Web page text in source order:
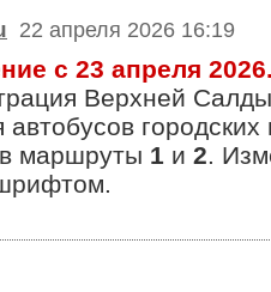
22 апреля 2026 16:19
с 23 апреля
Верхней
автобусов
маршруты 1 и 2.